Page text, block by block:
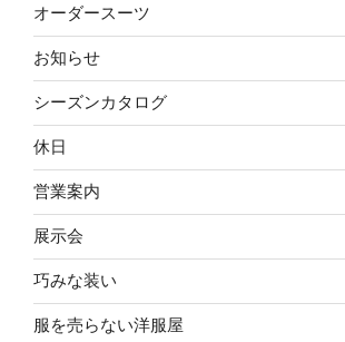
オーダースーツ
お知らせ
シーズンカタログ
休日
営業案内
展示会
巧みな装い
服を売らない洋服屋